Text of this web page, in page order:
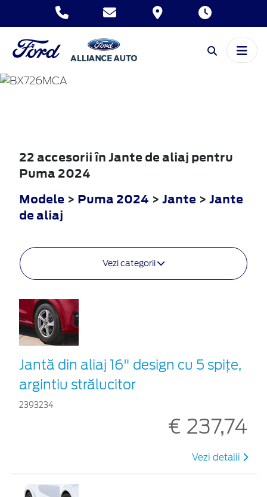
PUMA
22 accesorii în Jante de aliaj pentru
Puma 2024
Modele > Puma 2024 > Jante > Jante
de aliaj
Vezi categorii
Jantă din aliaj 16" design cu 5 spițe,
argintiu strălucitor
2393234
€ 237,74
Vezi detalii